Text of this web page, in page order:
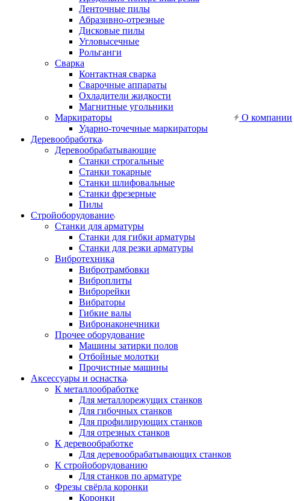
Ленточные пилы
Абразивно-отрезные
Дисковые пилы
Угловысечные
Рольганги
Сварка
Контактная сварка
Сварочные аппараты
Охладители жидкости
Магнитные угольники
Маркираторы
Ударно-точечные маркираторы
Деревообработка
Деревообрабатывающие
Станки строгальные
Станки токарные
Станки шлифовальные
Станки фрезерные
Пилы
Стройоборудование
Станки для арматуры
Станки для гибки арматуры
Станки для резки арматуры
Вибротехника
Вибротрамбовки
Виброплиты
Виброрейки
Вибраторы
Гибкие валы
Вибронаконечники
Прочее оборудование
Машины затирки полов
Отбойные молотки
Прочистные машины
Аксeccyapы и оснастка
К металлообработке
Для металлорежущих станков
Для гибочных станков
Для профилирующих станков
Для отрезных станков
К деревообработке
Для деревообрабатывающих станков
К стройоборудованию
Для станков по арматуре
Фрезы свёрла коронки
Коронки
О компании